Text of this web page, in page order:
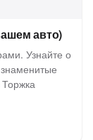
авто)
Узнайте о